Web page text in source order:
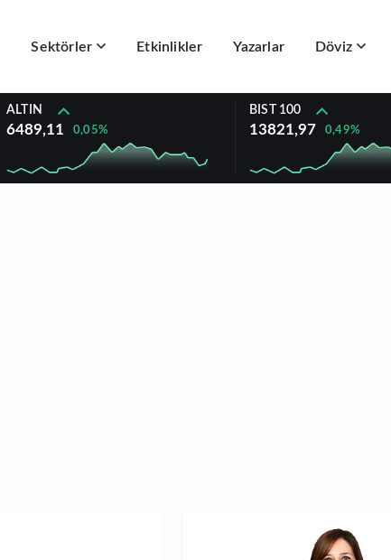
Sektörler Etkinlikler Yazarlar Döviz
ALTIN
6489,11 0,05%
BIST 100
13821,97 0,49%